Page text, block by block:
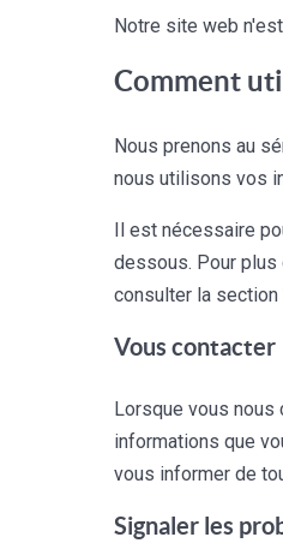
Notre site web
Comment
Nous prenons au
nous utilisons vos
Il est nécessaire
dessous. Pour
consulter la section
Vous contacter
Lorsque vous
informations que
vous informer de
Signaler les